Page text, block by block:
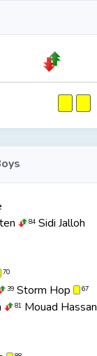
84 Sidi Jalloh
70
39 Storm Hop 67
81 Mouad Hassan